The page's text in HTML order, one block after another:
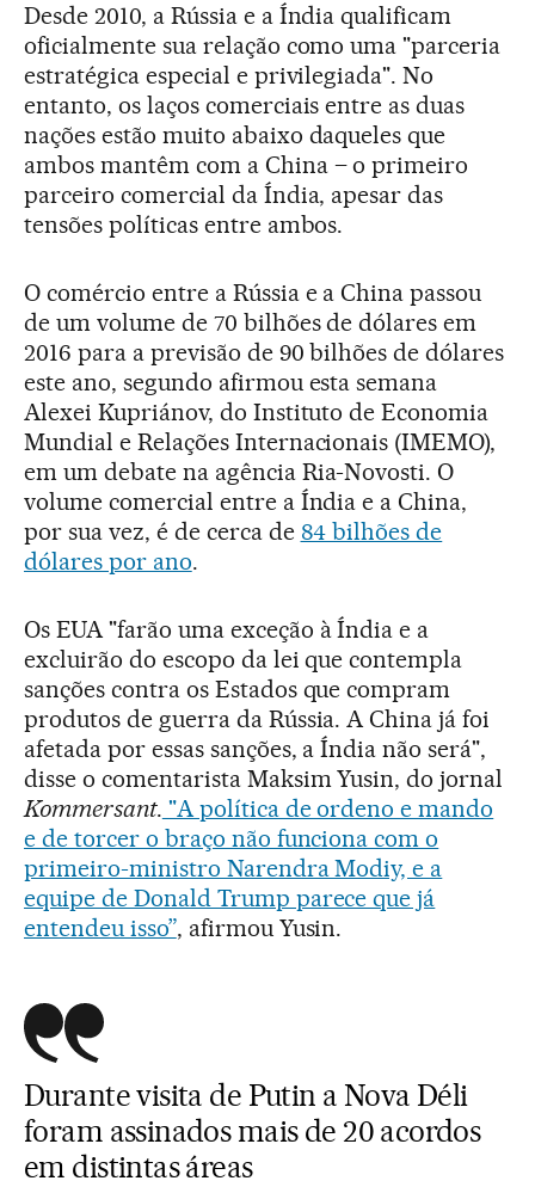
Desde 2010, a Rússia e a Índia qualificam
oficialmente sua relação como uma "parceria
estratégica especial e privilegiada". No
entanto, os laços comerciais entre as duas
nações estão muito abaixo daqueles que
ambos mantêm com a China – o primeiro
parceiro comercial da Índia, apesar das
tensões políticas entre ambos.
O comércio entre a Rússia e a China passou
de um volume de 70 bilhões de dólares em
2016 para a previsão de 90 bilhões de dólares
este ano, segundo afirmou esta semana
Alexei Kupriánov, do Instituto de Economia
Mundial e Relações Internacionais (IMEMO),
em um debate na agência Ria-Novosti. O
volume comercial entre a Índia e a China,
por sua vez, é de cerca de 84 bilhões de
dólares por ano.
Os EUA "farão uma exceção à Índia e a
excluirão do escopo da lei que contempla
sanções contra os Estados que compram
produtos de guerra da Rússia. A China já foi
afetada por essas sanções, a Índia não será",
disse o comentarista Maksim Yusin, do jornal
Kommersant. "A política de ordeno e mando
e de torcer o braço não funciona com o
primeiro-ministro Narendra Modiy, e a
equipe de Donald Trump parece que já
entendeu isso”, afirmou Yusin.
Durante visita de Putin a Nova Déli
foram assinados mais de 20 acordos
em distintas áreas